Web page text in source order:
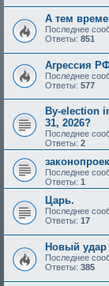
А тем
Последнее
Ответы: 851
Агрессия
Последнее
Ответы: 577
By-election
31, 2026?
Последнее
Ответы: 2
Последнее
Ответы: 1
Царь.
Последнее
Ответы: 17
Новый
Последнее
Ответы: 385